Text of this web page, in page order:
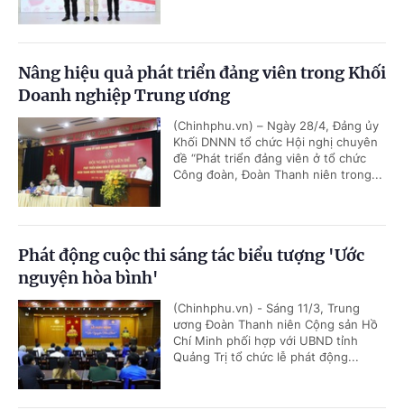
Nâng hiệu quả phát triển đảng viên trong Khối
Doanh nghiệp Trung ương
(Chinhphu.vn) – Ngày 28/4, Đảng ủy
Khối DNNN tổ chức Hội nghị chuyên
đề “Phát triển đảng viên ở tổ chức
Công đoàn, Đoàn Thanh niên trong...
Phát động cuộc thi sáng tác biểu tượng 'Ước
nguyện hòa bình'
(Chinhphu.vn) - Sáng 11/3, Trung
ương Đoàn Thanh niên Cộng sản Hồ
Chí Minh phối hợp với UBND tỉnh
Quảng Trị tổ chức lễ phát động...